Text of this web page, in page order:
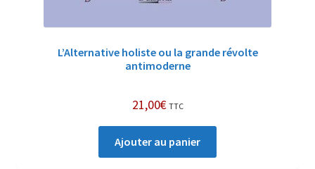
L’Alternative holiste ou la grande révolte
antimoderne
21,00€ TTC
Ajouter au panier